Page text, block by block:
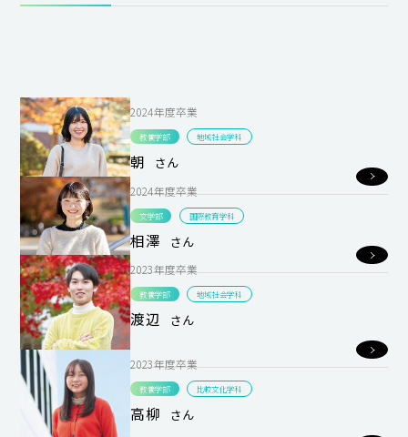
2024年度卒業
教養学部 地域社会学科
朝 さん
2024年度卒業
文学部 国際教育学科
相澤 さん
2023年度卒業
教養学部 地域社会学科
渡辺 さん
2023年度卒業
教養学部 比較文化学科
高柳 さん